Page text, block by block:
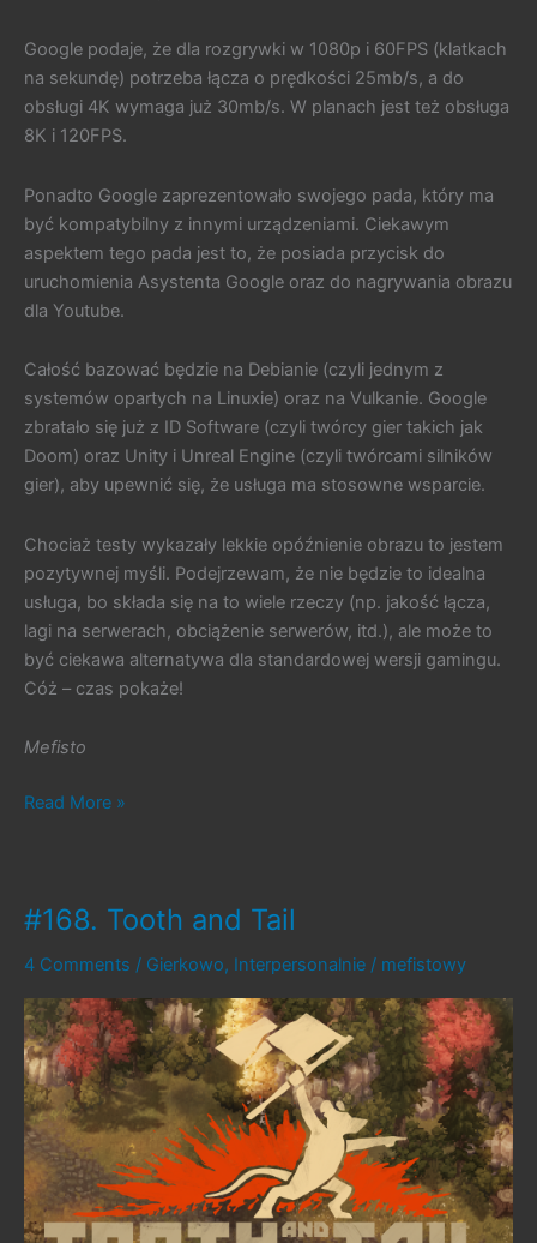
Google podaje, że dla rozgrywki w 1080p i 60FPS (klatkach
na sekundę) potrzeba łącza o prędkości 25mb/s, a do
obsługi 4K wymaga już 30mb/s. W planach jest też obsługa
8K i 120FPS.
Ponadto Google zaprezentowało swojego pada, który ma
być kompatybilny z innymi urządzeniami. Ciekawym
aspektem tego pada jest to, że posiada przycisk do
uruchomienia Asystenta Google oraz do nagrywania obrazu
dla Youtube.
Całość bazować będzie na Debianie (czyli jednym z
systemów opartych na Linuxie) oraz na Vulkanie. Google
zbratało się już z ID Software (czyli twórcy gier takich jak
Doom) oraz Unity i Unreal Engine (czyli twórcami silników
gier), aby upewnić się, że usługa ma stosowne wsparcie.
Chociaż testy wykazały lekkie opóźnienie obrazu to jestem
pozytywnej myśli. Podejrzewam, że nie będzie to idealna
usługa, bo składa się na to wiele rzeczy (np. jakość łącza,
lagi na serwerach, obciążenie serwerów, itd.), ale może to
być ciekawa alternatywa dla standardowej wersji gamingu.
Cóż – czas pokaże!
Mefisto
#183.
7
Read More »
#168. Tooth and Tail
4 Comments / Gierkowo, Interpersonalnie / mefistowy